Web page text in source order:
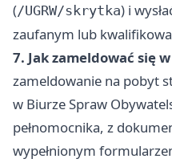
(/UGRW/skrytka) i
zaufanym lub
7. Jak zameldować się
zameldowanie na pobyt
w Biurze Spraw
pełnomocnika, z
wypełnionym